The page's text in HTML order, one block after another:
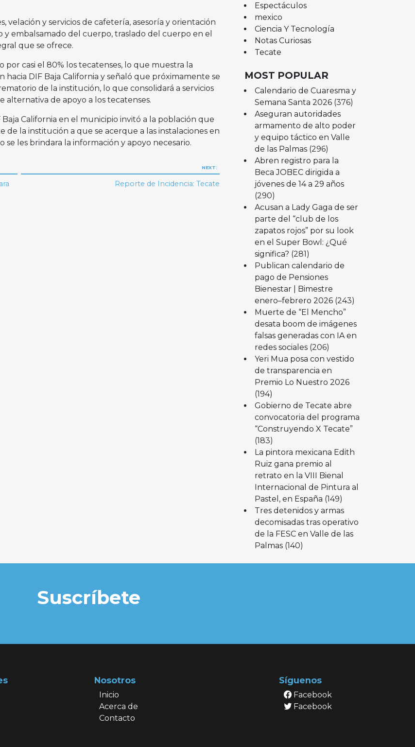
velación y servicios de cafetería, asesoría y orientación
embalsamado del cuerpo, traslado del cuerpo en el
que se ofrece.
por casi el 80% los tecatenses, lo que muestra la
DIF Baja California y señaló que próximamente se
de la institución, lo que consolidará a servicios
de apoyo a los tecatenses.
California en el municipio invitó a la población que
de la institución a que se acerque a las instalaciones en
les brindara la información y apoyo necesario.
NEXT:
Reporte de Incidencia: Tecate
Espectáculos
mexico
Ciencia Y Tecnología
Notas Curiosas
Tecate
MOST POPULAR
Calendario de Cuaresma y
Semana Santa 2026 (376)
Aseguran autoridades
armamento de alto poder
y equipo táctico en Valle
de las Palmas (296)
Abren registro para la
Beca JOBEC dirigida a
jóvenes de 14 a 29 años
(290)
Acusan a Lady Gaga de ser
parte del “club de los
zapatos rojos” por su look
en el Super Bowl: ¿Qué
significa? (281)
Publican calendario de
pago de Pensiones
Bienestar | Bimestre
enero–febrero 2026 (243)
Muerte de “El Mencho”
desata boom de imágenes
falsas generadas con IA en
redes sociales (206)
Yeri Mua posa con vestido
de transparencia en
Premio Lo Nuestro 2026
(194)
Gobierno de Tecate abre
convocatoria del programa
“Construyendo X Tecate”
(183)
La pintora mexicana Edith
Ruiz gana premio al
retrato en la VIII Bienal
Internacional de Pintura al
Pastel, en España (149)
Tres detenidos y armas
decomisadas tras operativo
de la FESC en Valle de las
Palmas (140)
Suscríbete
Nosotros
Inicio
Acerca de
Contacto
Síguenos
Facebook
Facebook